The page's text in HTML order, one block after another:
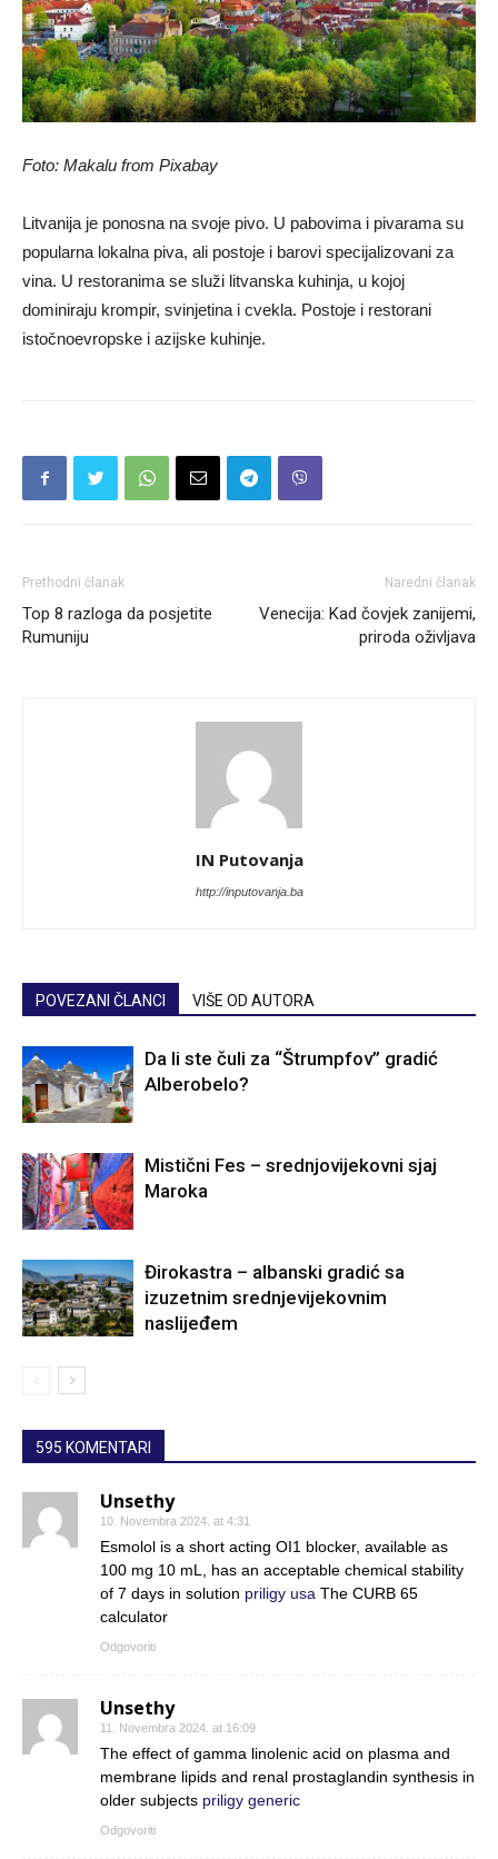
Foto: Makalu from Pixabay
Litvanija je ponosna na svoje pivo. U pabovima i pivarama su
popularna lokalna piva, ali postoje i barovi specijalizovani za
vina. U restoranima se služi litvanska kuhinja, u kojoj
dominiraju krompir, svinjetina i cvekla. Postoje i restorani
istočnoevropske i azijske kuhinje.
Prethodni članak
Top 8 razloga da posjetite
Rumuniju
Naredni članak
Venecija: Kad čovjek zanijemi,
priroda oživljava
IN Putovanja
http://inputovanja.ba
POVEZANI ČLANCI VIŠE OD AUTORA
Da li ste čuli za “Štrumpfov” gradić
Alberobelo?
Mistični Fes – srednjovijekovni sjaj
Maroka
Đirokastra – albanski gradić sa
izuzetnim srednjevijekovnim
naslijeđem
595 KOMENTARI
Unsethy
10. Novembra 2024. at 4:31
Esmolol is a short acting ОІ1 blocker, available as
100 mg 10 mL, has an acceptable chemical stability
of 7 days in solution priligy usa The CURB 65
calculator
Odgovoriti
Unsethy
11. Novembra 2024. at 16:09
The effect of gamma linolenic acid on plasma and
membrane lipids and renal prostaglandin synthesis in
older subjects priligy generic
Odgovoriti